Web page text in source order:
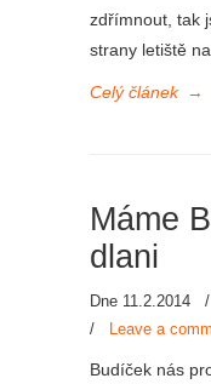
zdřímnout, tak
strany letiště
Celý článek →
Máme
dlani
Dne 11.2.2014 /
/
Leave a
Budíček nás